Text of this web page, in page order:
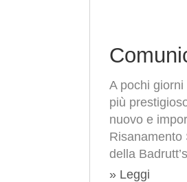
A pochi giorni
più
nuovo e
Risanamento
della
» Leggi